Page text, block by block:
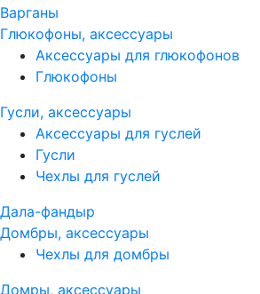
Варганы
Глюкофоны, аксессуары
Аксессуары для глюкофонов
Глюкофоны
Гусли, аксессуары
Аксессуары для гуслей
Гусли
Чехлы для гуслей
Дала-фандыр
Домбры, аксессуары
Чехлы для домбры
Домры, аксессуары